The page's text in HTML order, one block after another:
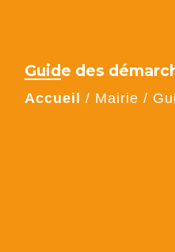
Guide des
Accueil / Mairie /